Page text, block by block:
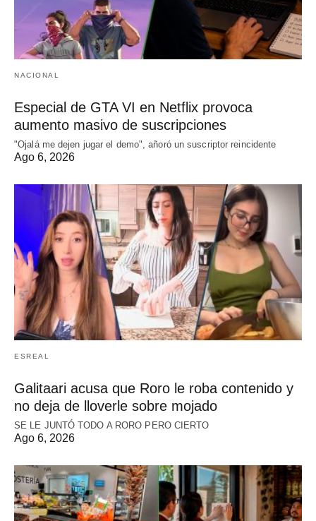
NACIONAL
Especial de GTA VI en Netflix provoca
aumento masivo de suscripciones
"Ojalá me dejen jugar el demo", añoró un suscriptor reincidente
Ago 6, 2026
ESREAL
Galitaari acusa que Roro le roba contenido y
no deja de lloverle sobre mojado
SE LE JUNTÓ TODO A RORO PERO CIERTO
Ago 6, 2026